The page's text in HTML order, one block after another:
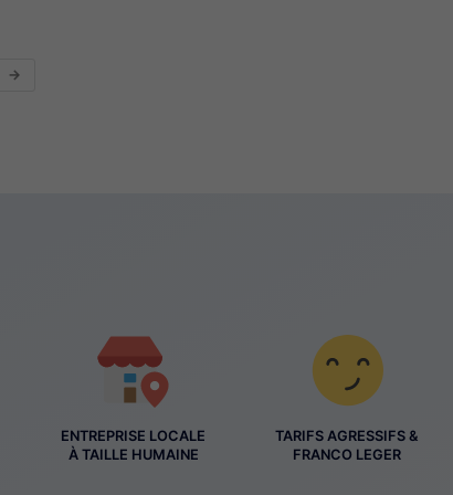
→
ENTREPRISE LOCALE
À TAILLE HUMAINE
TARIFS AGRESSIFS &
FRANCO LEGER